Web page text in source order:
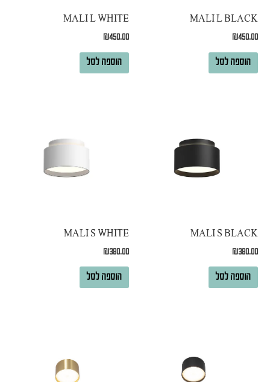
MALI L BLACK
₪450.00
הוספה לסל
MALI L WHITE
₪450.00
הוספה לסל
MALI S BLACK
₪380.00
הוספה לסל
MALI S WHITE
₪380.00
הוספה לסל